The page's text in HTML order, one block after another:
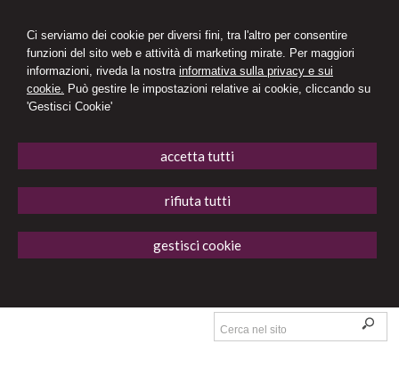
Ci serviamo dei cookie per diversi fini, tra l'altro per consentire
funzioni del sito web e attività di marketing mirate. Per maggiori
informazioni, riveda la nostra informativa sulla privacy e sui
cookie. Può gestire le impostazioni relative ai cookie, cliccando su
'Gestisci Cookie'
accetta tutti
rifiuta tutti
gestisci cookie